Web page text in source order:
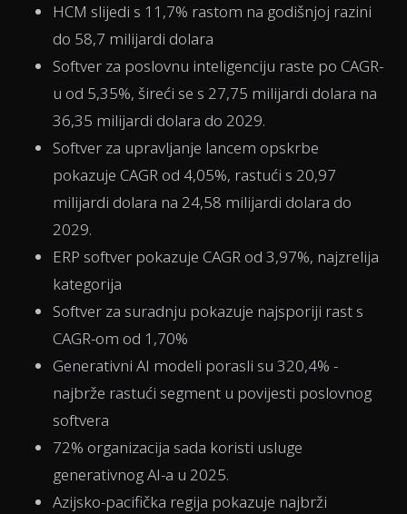
HCM slijedi s 11,7% rastom na godišnjoj razini
do 58,7 milijardi dolara
Softver za poslovnu inteligenciju raste po CAGR-
u od 5,35%, šireći se s 27,75 milijardi dolara na
36,35 milijardi dolara do 2029.
Softver za upravljanje lancem opskrbe
pokazuje CAGR od 4,05%, rastući s 20,97
milijardi dolara na 24,58 milijardi dolara do
2029.
ERP softver pokazuje CAGR od 3,97%, najzrelija
kategorija
Softver za suradnju pokazuje najsporiji rast s
CAGR-om od 1,70%
Generativni AI modeli porasli su 320,4% -
najbrže rastući segment u povijesti poslovnog
softvera
72% organizacija sada koristi usluge
generativnog AI-a u 2025.
Azijsko-pacifička regija pokazuje najbrži